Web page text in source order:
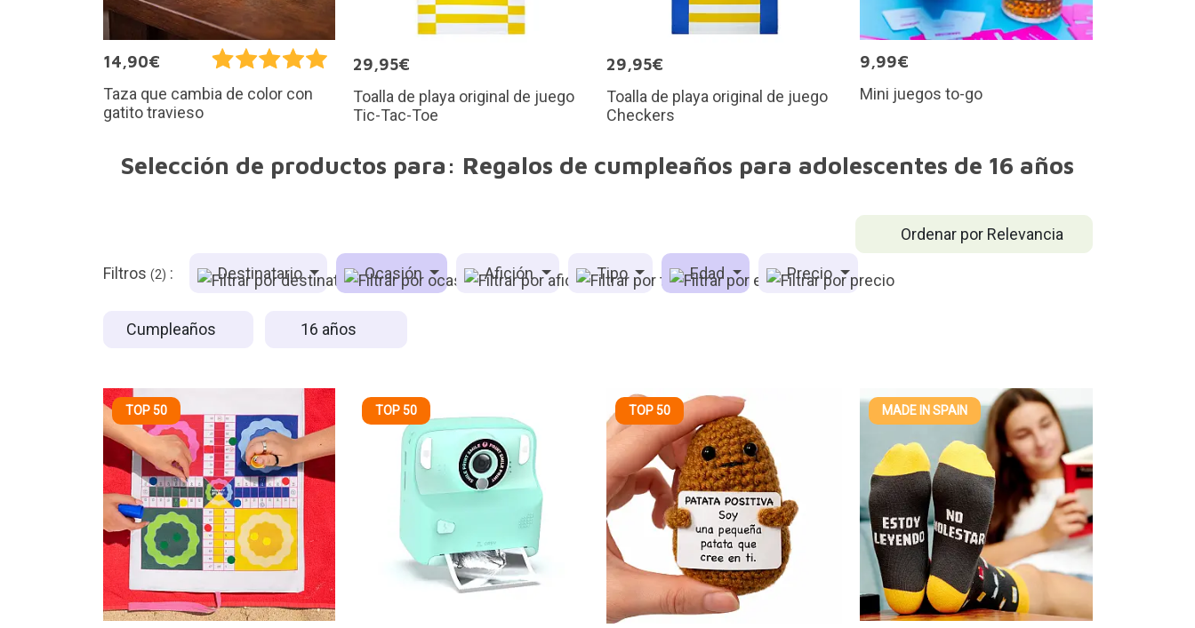
14,90€
Taza que cambia de color con
gatito travieso
29,95€
Toalla de playa original de juego
Tic-Tac-Toe
29,95€
Toalla de playa original de juego
Checkers
9,99€
Mini juegos to-go
Selección de productos para: Regalos de cumpleaños para adolescentes de 16 años
Ordenar por Relevancia
Filtros (2) : Destinatario Ocasión Afición Tipo Edad Precio
Cumpleaños 16 años
TOP 50 TOP 50 TOP 50 MADE IN SPAIN